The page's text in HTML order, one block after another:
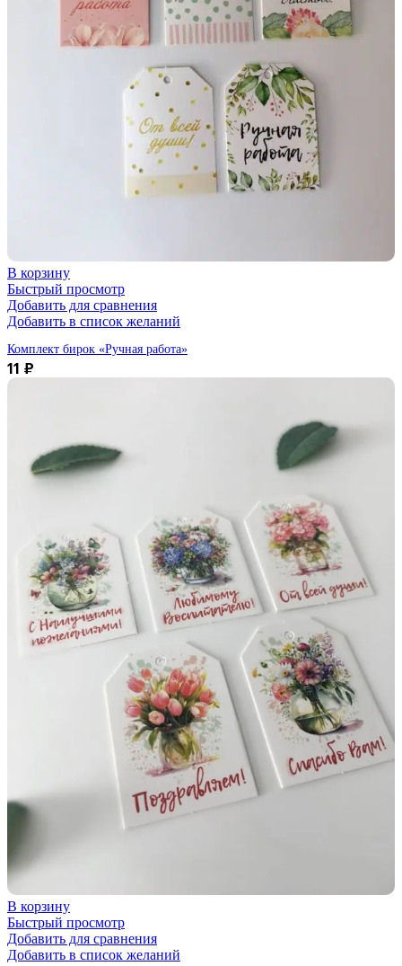
В корзину
Быстрый просмотр
Добавить для сравнения
Добавить в список желаний
Комплект бирок «Ручная работа»
11 ₽
В корзину
Быстрый просмотр
Добавить для сравнения
Добавить в список желаний